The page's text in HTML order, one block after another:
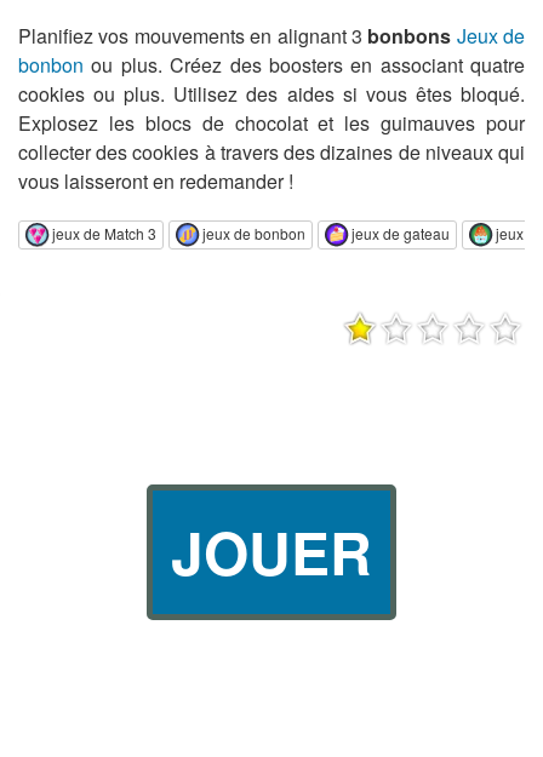
Planifiez vos mouvements en alignant 3 bonbons Jeux de
bonbon ou plus. Créez des boosters en associant quatre
cookies ou plus. Utilisez des aides si vous êtes bloqué.
Explosez les blocs de chocolat et les guimauves pour
collecter des cookies à travers des dizaines de niveaux qui
vous laisseront en redemander !
jeux de Match 3 jeux de bonbon jeux de gateau jeux
JOUER